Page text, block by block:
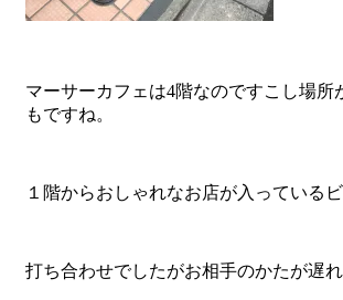
マーサーカフェは4階なのですこし場所
もですね。
１階からおしゃれなお店が入っているビ
打ち合わせでしたがお相手のかたが遅れ